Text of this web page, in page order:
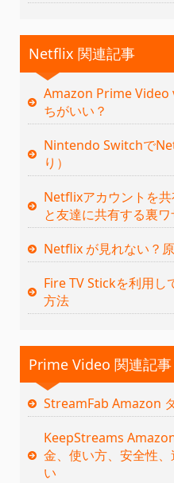
Netflix 関連記事
Amazon Prime Video
ちがいい？
Nintendo Switchで
り）
Netflixアカウントを
と友達に共有する裏ワ
Netflix が見れない？
Fire TV Stickを利用
方法
Prime Video 関連記事
StreamFab Amazon
KeepStreams
金、使い方、安全性
い